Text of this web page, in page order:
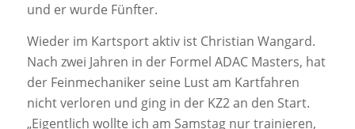
und er wurde Fünfter.
Wieder im Kartsport aktiv ist Christian Wangard.
Nach zwei Jahren in der Formel ADAC Masters, hat
der Feinmechaniker seine Lust am Kartfahren
nicht verloren und ging in der KZ2 an den Start.
„Eigentlich wollte ich am Samstag nur trainieren,